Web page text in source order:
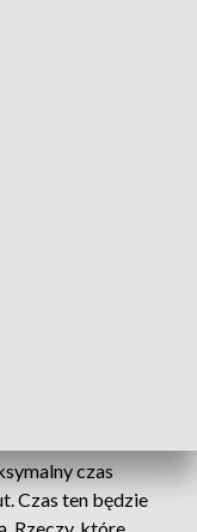
czas
Czas ten będzie